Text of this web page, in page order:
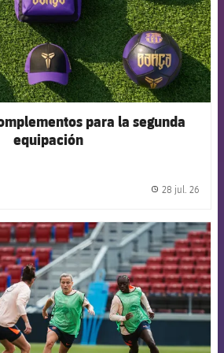
para la segunda
equipación
28 jul. 26
FCB Barcelona badge